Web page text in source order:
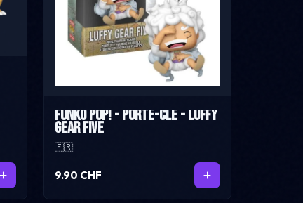
Funko Pop! - Porte-Clé - Luffy
Gear Five
🇫🇷
9.90 CHF